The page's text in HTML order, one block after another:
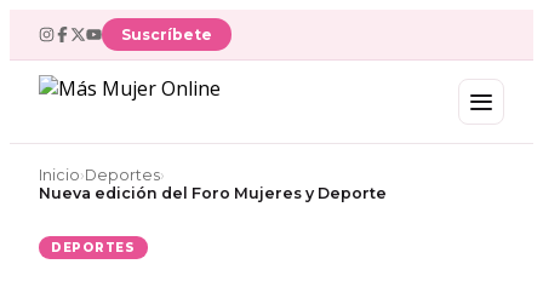
contenido
Suscríbete
Inicio›Deportes›
Nueva edición del Foro Mujeres y Deporte
DEPORTES